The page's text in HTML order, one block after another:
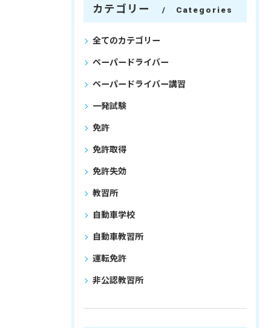
カテゴリー Categories
全てのカテゴリー
ペーパードライバー
ペーパードライバー講習
一発試験
免許
免許取得
免許失効
教習所
自動車学校
自動車教習所
運転免許
非公認教習所